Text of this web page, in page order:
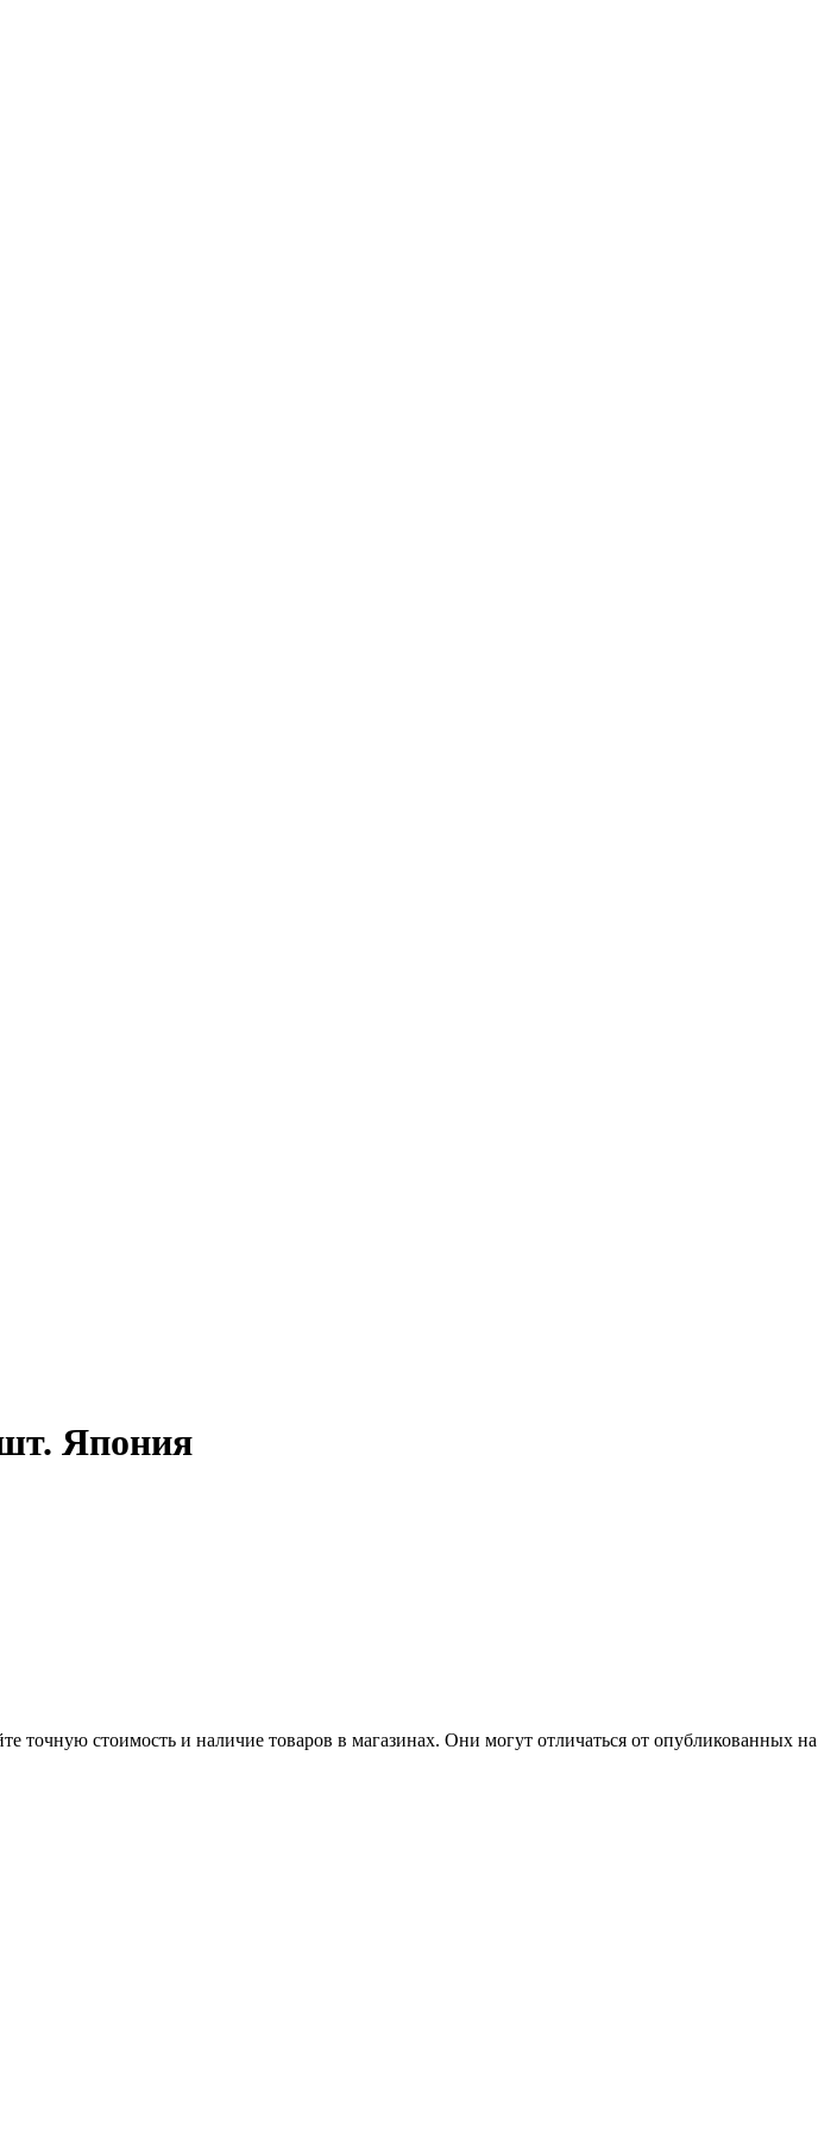
Япония
точную стоимость и наличие товаров в магазинах. Они могут отличаться от опубликованных на